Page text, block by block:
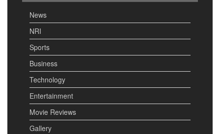
News
NRI
Sports
Business
Technology
Entertainment
Movie Reviews
Gallery